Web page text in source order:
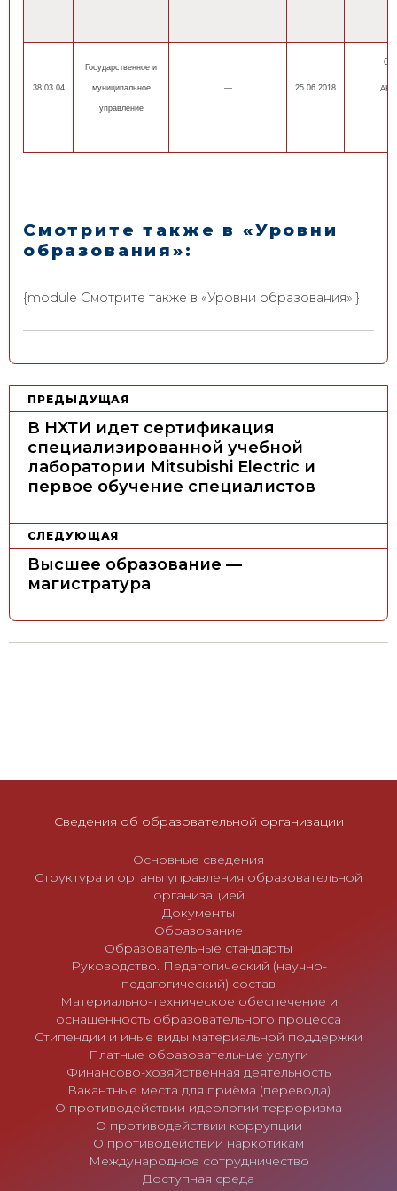
38.03.04
Государственное и
муниципальное
управление
— 25.06.2018
Смотрите также в «Уровни
образования»:
{module Смотрите также в «Уровни образования»:}
Н
а
ц
п
о
ПРЕДЫДУЩАЯ
В НХТИ идет сертификация
специализированной учебной
лаборатории Mitsubishi Electric и
первое обучение специалистов
СЛЕДУЮЩАЯ
Высшее образование —
магистратура
Сведения об образовательной организации
Основные сведения
Структура и органы управления образовательной
организацией
Документы
Образование
Образовательные стандарты
Руководство. Педагогический (научно-
педагогический) состав
Материально-техническое обеспечение и
оснащенность образовательного процесса
Стипендии и иные виды материальной поддержки
Платные образовательные услуги
Финансово-хозяйственная деятельность
Вакантные места для приёма (перевода)
О противодействии идеологии терроризма
О противодействии коррупции
О противодействии наркотикам
Международное сотрудничество
Доступная среда